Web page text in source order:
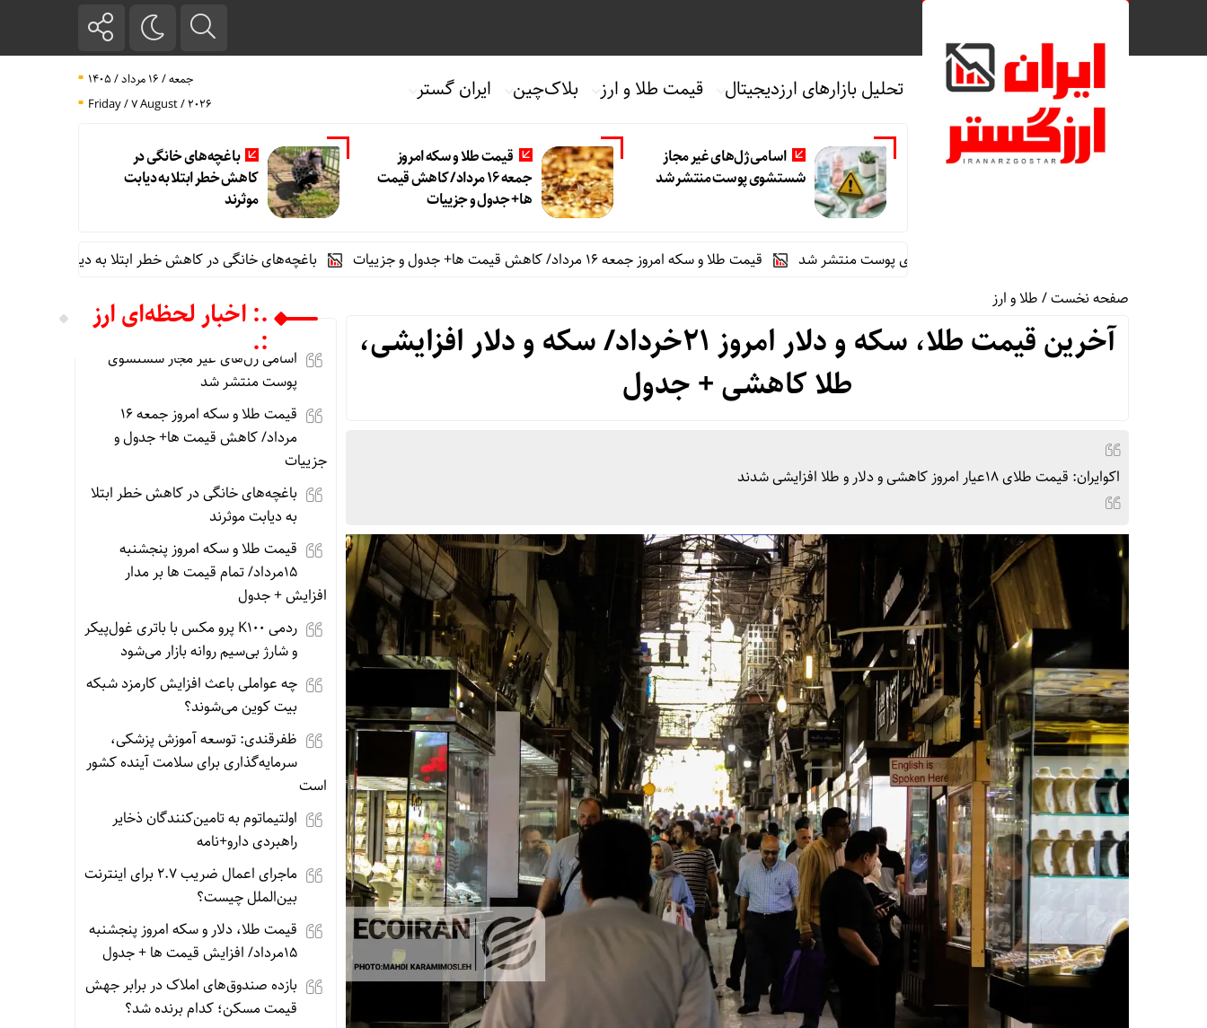
تحلیل بازارهای ارزدیجیتال قیمت طلا و ارز بلاک‌چین ایران گستر
جمعه / ۱۶ مرداد / ۱۴۰۵
Friday / 7 August / 2026
اسامی ژل‌های غیر مجاز
شستشوی پوست منتشر شد
قیمت طلا و سکه امروز
جمعه ۱۶ مرداد/ کاهش قیمت
ها+ جدول و جزییات
باغچه‌های خانگی در
کاهش خطر ابتلا به دیابت
موثرند
اسامی ژل‌های غیر مجاز شستشوی پوست منتشر شد قیمت طلا و سکه امروز جمعه ۱۶ مرداد/ کاهش قیمت ها+ جدول و جزییات باغچه‌های خانگی در کاهش خطر ابتلا به دیابت موثرند
صفحه نخست/طلا و ارز
آخرین قیمت طلا، سکه و دلار امروز 21خرداد/ سکه و دلار افزایشی،
طلا کاهشی + جدول
اکوایران: قیمت طلای 18عیار امروز کاهشی و دلار و طلا افزایشی شدند
.: اخبار لحظه‌ای ارز
:.
اسامی ژل‌های غیر مجاز شستشوی
پوست منتشر شد
قیمت طلا و سکه امروز جمعه ۱۶
مرداد/ کاهش قیمت ها+ جدول و
جزییات
باغچه‌های خانگی در کاهش خطر ابتلا
به دیابت موثرند
قیمت طلا و سکه امروز پنجشنبه
15مرداد/ تمام قیمت ها بر مدار
افزایش + جدول
ردمی K100 پرو مکس با باتری غول‌پیکر
و شارژ بی‌سیم روانه بازار می‌شود
چه عواملی باعث افزایش کارمزد شبکه
بیت کوین می‌شوند؟
ظفرقندی: توسعه آموزش پزشکی،
سرمایه‌گذاری برای سلامت آینده کشور
است
اولتیماتوم به تامین‌کنندگان ذخایر
راهبردی دارو+نامه
ماجرای اعمال ضریب ۲.۷ برای اینترنت
بین‌الملل چیست؟
قیمت طلا، دلار و سکه امروز پنجشنبه
15مرداد/ افزایش قیمت ها + جدول
بازده صندوق‌های املاک در برابر جهش
قیمت مسکن؛ کدام برنده شد؟